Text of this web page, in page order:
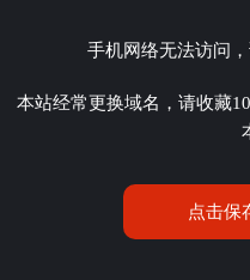
手机网络无法访问
本站经常更换域名，请收藏
点击保